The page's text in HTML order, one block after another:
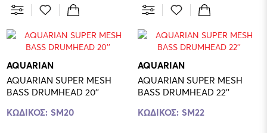
AQUARIAN
AQUARIAN SUPER MESH
BASS DRUMHEAD 20''
ΚΩΔΙΚΟΣ: SM20
AQUARIAN
AQUARIAN SUPER MESH
BASS DRUMHEAD 22''
ΚΩΔΙΚΟΣ: SM22